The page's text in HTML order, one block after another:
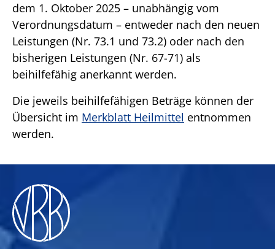
dem 1. Oktober 2025 – unabhängig vom
Verordnungsdatum – entweder nach den neuen
Leistungen (Nr. 73.1 und 73.2) oder nach den
bisherigen Leistungen (Nr. 67-71) als
beihilfefähig anerkannt werden.
Die jeweils beihilfefähigen Beträge können der
Übersicht im Merkblatt Heilmittel entnommen
werden.